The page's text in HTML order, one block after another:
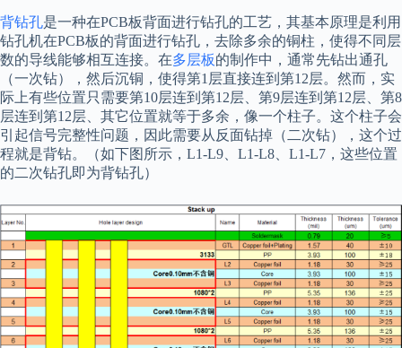
背钻孔是一种在PCB板背面进行钻孔的工艺，其基本原理是利用
钻孔机在PCB板的背面进行钻孔，去除多余的铜柱，使得不同层
数的导线能够相互连接。在多层板的制作中，通常先钻出通孔
（一次钻），然后沉铜，使得第1层直接连到第12层。然而，实
际上有些位置只需要第10层连到第12层、第9层连到第12层、第8
层连到第12层、其它位置就等于多余，像一个柱子。这个柱子会
引起信号完整性问题，因此需要从反面钻掉（二次钻），这个过
程就是背钻。（如下图所示，L1-L9、L1-L8、L1-L7，这些位置
的二次钻孔即为背钻孔）